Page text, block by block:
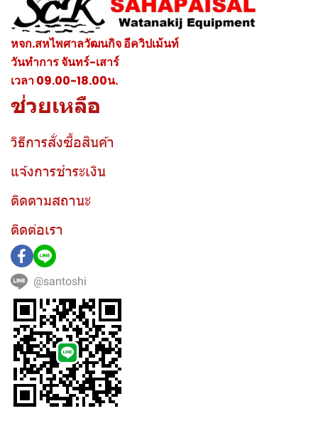
หจก.สหไพศาลวัฒนกิจ อีควิปเม้นท์
วันทำการ จันทร์-เสาร์
เวลา 09.00-18.00น.
ช่วยเหลือ
วิธีการสั่งซื้อสินค้า
แจ้งการชำระเงิน
ติดตามสถานะ
ติดต่อเรา
@santoshi